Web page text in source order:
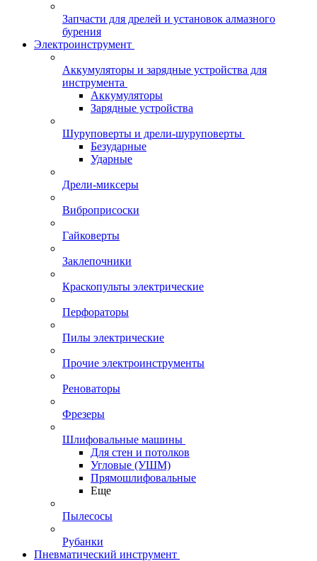
Запчасти для дрелей и установок алмазного
бурения
Электроинструмент
Аккумуляторы и зарядные устройства для
инструмента
Аккумуляторы
Зарядные устройства
Шуруповерты и дрели-шуруповерты
Безударные
Ударные
Дрели-миксеры
Виброприсоски
Гайковерты
Заклепочники
Краскопульты электрические
Перфораторы
Пилы электрические
Прочие электроинструменты
Реноваторы
Фрезеры
Шлифовальные машины
Для стен и потолков
Угловые (УШМ)
Прямошлифовальные
Еще
Пылесосы
Рубанки
Пневматический инструмент